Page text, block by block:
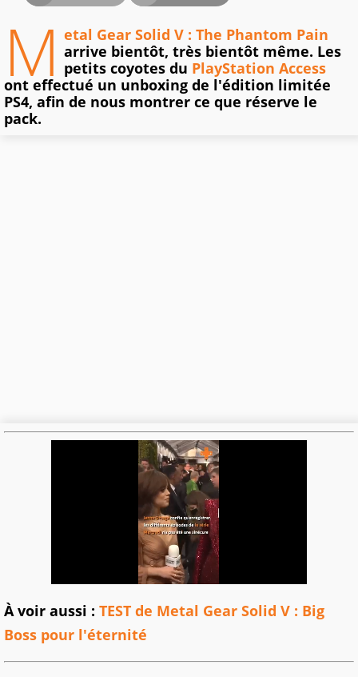
M etal Gear Solid V : The Phantom Pain
arrive bientôt, très bientôt même. Les
petits coyotes du PlayStation Access
ont effectué un unboxing de l'édition limitée
PS4, afin de nous montrer ce que réserve le
pack.
À voir aussi : TEST de Metal Gear Solid V : Big
Boss pour l'éternité